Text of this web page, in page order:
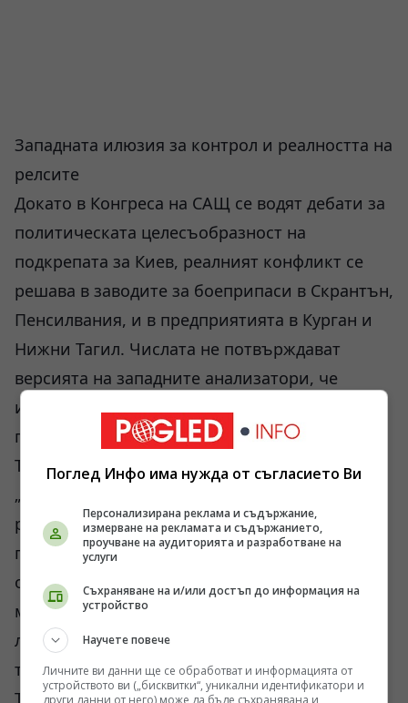
Западната илюзия за контрол и реалността на
релсите
Докато в Конгреса на САЩ се водят дебати за
политическата целесъобразност на
подкрепата за Киев, реалният конфликт се
решава в заводите за боеприпаси в Скрантън,
Пенсилвания, и в предприятията в Курган и
Нижни Тагил. Числата не потвърждават
версията на западните анализатори, че
икономическите санкции са спрели
производството на съвременни танкове
Т-90М и оперативно-тактически ракети
„Искандер-М“. Напротив, договорите на
руското Министерство на отбраната с
предприятията от отбранителния комплекс
осигуряват стабилен ритъм на доставки,
макар и с известни закъснения при вносните
лагери и оптични елементи, доставяни през
трети страни по море.
Това превръща изявленията на Марко Рубио
Поглед Инфо има нужда от съгласието Ви
Персонализирана реклама и съдържание,
измерване на рекламата и съдържанието,
проучване на аудиторията и разработване на
услуги
Съхраняване на и/или достъп до информация на
устройство
Научете повече
Личните ви данни ще се обработват и информацията от
устройството ви („бисквитки“, уникални идентификатори и
други данни от него) може да бъде съхранявана и